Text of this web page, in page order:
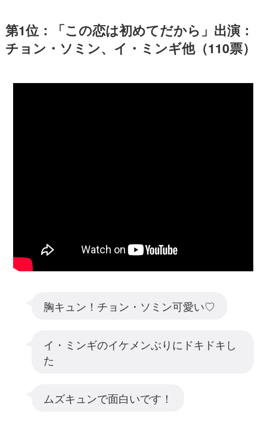
第1位：「この恋は初めてだから」出演：
チョン・ソミン、イ・ミンギ他（110票）
胸キュン！チョン・ソミン可愛い♡
イ・ミンギのイケメンぶりにドキドキし
た
ムズキュンで面白いです！